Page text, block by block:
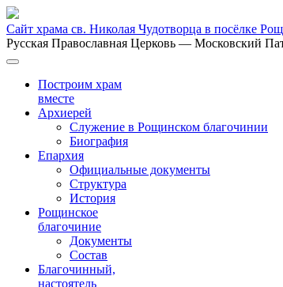
Сайт храма св. Николая Чудотворца в посёлке
Русская Православная Церковь — Московский
Построим храм
вместе
Архиерей
Служение в Рощинском благочинии
Биография
Епархия
Официальные документы
Структура
История
Рощинское
благочиние
Документы
Состав
Благочинный,
настоятель